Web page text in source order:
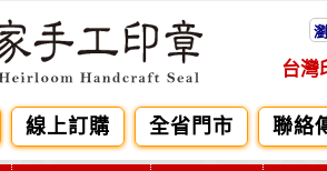
台灣
線上訂購 全省門市 聯絡